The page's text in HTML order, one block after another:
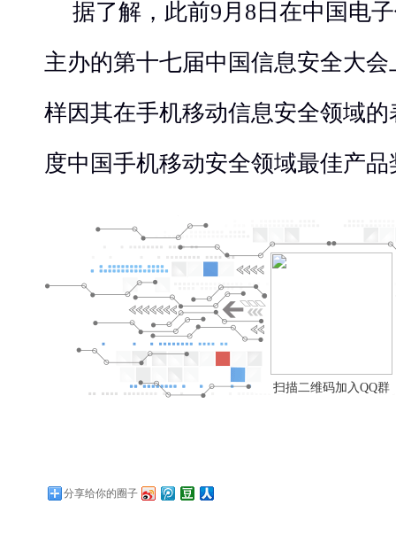
据了解，此前9月8日在中国电
主办的第十七届中国信息安全大会
样因其在手机移动信息安全领域的
度中国手机移动安全领域最佳产品
扫描二维码加入QQ群
分享给你的圈子